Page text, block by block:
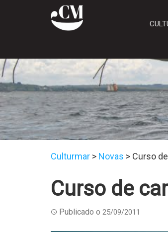
Culturmar > Novas > Curso
Curso de
Publicado o 25/09/2011